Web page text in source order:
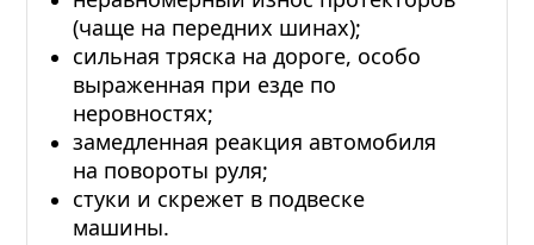
(чаще на передних шинах);
сильная тряска на дороге, особо
выраженная при езде по
неровностях;
замедленная реакция автомобиля
на повороты руля;
стуки и скрежет в подвеске
машины.